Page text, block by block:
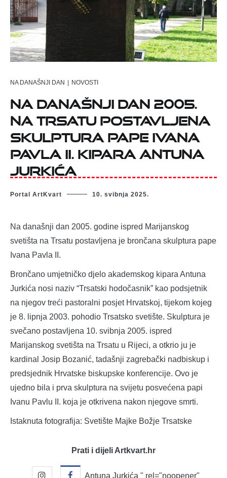
NA DANAŠNJI DAN | NOVOSTI
Na današnji dan 2005.
na Trsatu postavljena
skulptura pape Ivana
Pavla II. kipara Antuna
Jurkića
Portal ArtKvart 10. svibnja 2025.
Na današnji dan 2005. godine ispred Marijanskog
svetišta na Trsatu postavljena je brončana skulptura pape
Ivana Pavla II.
Brončano umjetničko djelo akademskog kipara Antuna
Jurkića nosi naziv “Trsatski hodočasnik” kao podsjetnik
na njegov treći pastoralni posjet Hrvatskoj, tijekom kojeg
je 8. lipnja 2003. pohodio Trsatsko svetište. Skulptura je
svečano postavljena 10. svibnja 2005. ispred
Marijanskog svetišta na Trsatu u Rijeci, a otkrio ju je
kardinal Josip Bozanić, tadašnji zagrebački nadbiskup i
predsjednik Hrvatske biskupske konferencije. Ovo je
ujedno bila i prva skulptura na svijetu posvećena papi
Ivanu Pavlu II. koja je otkrivena nakon njegove smrti.
Istaknuta fotografija: Svetište Majke Božje Trsatske
Prati i dijeli Artkvart.hr
Antuna Jurkića " rel="noopener"